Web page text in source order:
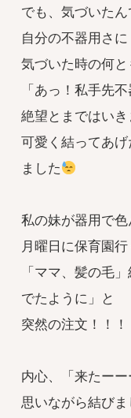
でも、気づいたん
自分の不器用さに
気づいた時の何と
「あっ！私手先
絶望とまではい
可愛く結ってあ
ました
私の妹が器用で
月曜日に保育園
「ママ、髪の毛
でたように」と
突然の注文！！！
内心、「来たー
思いながら結びま